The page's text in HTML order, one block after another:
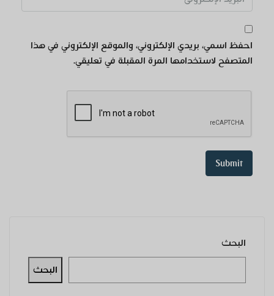
احفظ اسمي، بريدي الإلكتروني، والموقع الإلكتروني في هذا
المتصفح لاستخدامها المرة المقبلة في تعليقي.
البحث
البحث